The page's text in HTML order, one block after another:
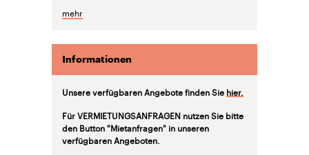
mehr
Informationen
Unsere verfügbaren Angebote finden Sie hier.
Für VERMIETUNGSANFRAGEN nutzen Sie bitte
den Button "Mietanfragen" in unseren
verfügbaren Angeboten.